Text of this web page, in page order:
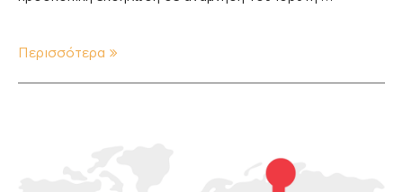
Περισσότερα